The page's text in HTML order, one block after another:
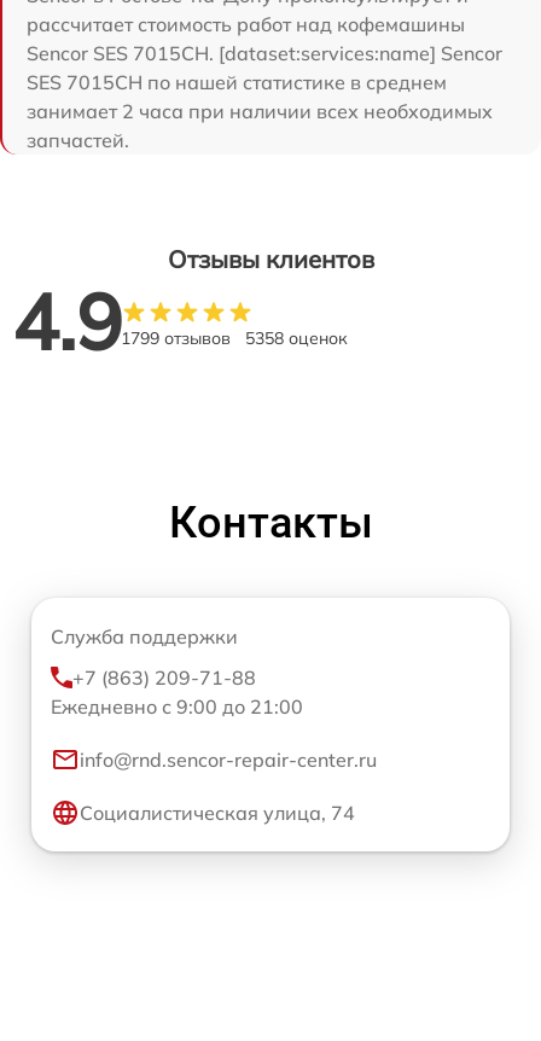
рассчитает стоимость работ над кофемашины
Sencor SES 7015CH. [dataset:services:name] Sencor
SES 7015CH по нашей статистике в среднем
занимает 2 часа при наличии всех необходимых
запчастей.
Отзывы клиентов
4.91799 отзывов 5358 оценок
Контакты
Служба поддержки
+7 (863) 209-71-88
Ежедневно с 9:00 до 21:00
info@rnd.sencor-repair-center.ru
Социалистическая улица, 74